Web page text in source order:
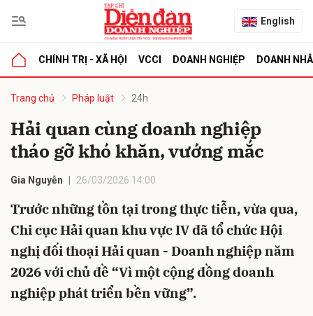
English
CHÍNH TRỊ - XÃ HỘI VCCI DOANH NGHIỆP DOANH
Trang chủ Pháp luật 24h
Hải quan cùng doanh nghiệp
tháo gỡ khó khăn, vướng mắc
Gia Nguyễn 26/03/2026 14:00
Trước những tồn tại trong thực tiễn, vừa qua,
Chi cục Hải quan khu vực IV đã tổ chức Hội
nghị đối thoại Hải quan - Doanh nghiệp năm
2026 với chủ đề “Vì một cộng đồng doanh
nghiệp phát triển bền vững”.
luận
Hủy